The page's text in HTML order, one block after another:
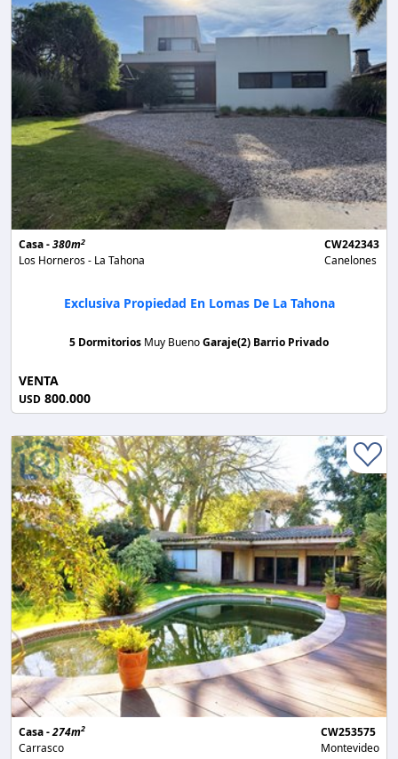
Casa -380m2
Los Horneros - La Tahona
CW242343
Canelones
Exclusiva Propiedad En Lomas De La Tahona
5 Dormitorios Muy BuenoGaraje(2) Barrio Privado
VENTA
USD 800.000
Casa -274m2
Carrasco
CW253575
Montevideo